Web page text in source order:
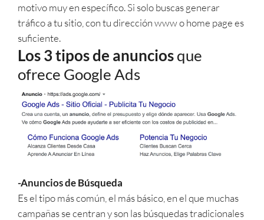
motivo muy en específico. Si solo buscas generar
tráfico a tu sitio, con tu dirección www o home page es
suficiente.
Los 3 tipos de anunciosque
ofrece Google Ads
-Anuncios de Búsqueda
Es el tipo más común, el más básico, en el que muchas
campañas se centran y son las búsquedas tradicionales